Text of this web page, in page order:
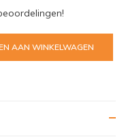
AAN WINKELWAGEN
(NL)